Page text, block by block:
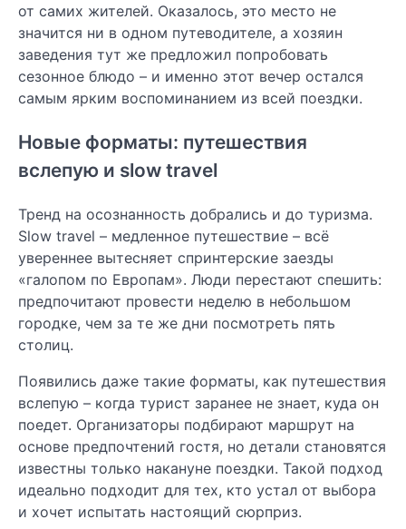
от самих жителей. Оказалось, это место не
значится ни в одном путеводителе, а хозяин
заведения тут же предложил попробовать
сезонное блюдо – и именно этот вечер остался
самым ярким воспоминанием из всей поездки.
Новые форматы: путешествия
вслепую и slow travel
Тренд на осознанность добрались и до туризма.
Slow travel – медленное путешествие – всё
увереннее вытесняет спринтерские заезды
«галопом по Европам». Люди перестают спешить:
предпочитают провести неделю в небольшом
городке, чем за те же дни посмотреть пять
столиц.
Появились даже такие форматы, как путешествия
вслепую – когда турист заранее не знает, куда он
поедет. Организаторы подбирают маршрут на
основе предпочтений гостя, но детали становятся
известны только накануне поездки. Такой подход
идеально подходит для тех, кто устал от выбора
и хочет испытать настоящий сюрприз.